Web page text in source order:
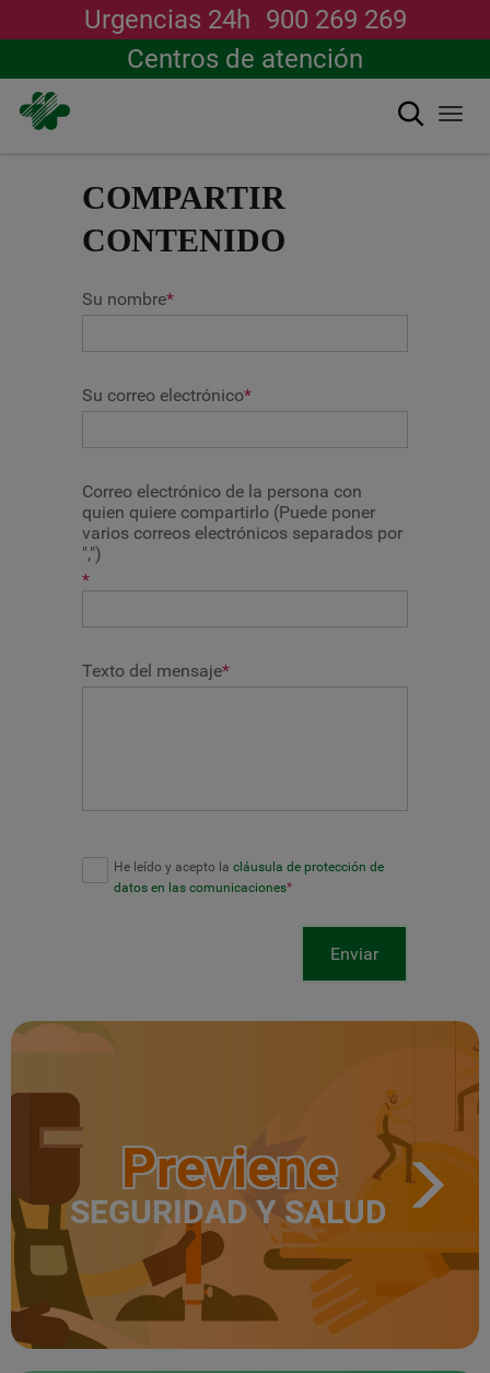
Urgencias 24h 900 269 269
Centros de atención
Buscar
COMPARTIR
CONTENIDO
Su nombre*
Su correo electrónico*
Correo electrónico de la persona con
quien quiere compartirlo (Puede poner
varios correos electrónicos separados por
",")
*
Texto del mensaje*
He leído y acepto la cláusula de protección de
datos en las comunicaciones*
Enviar
Previene
SEGURIDAD Y SALUD